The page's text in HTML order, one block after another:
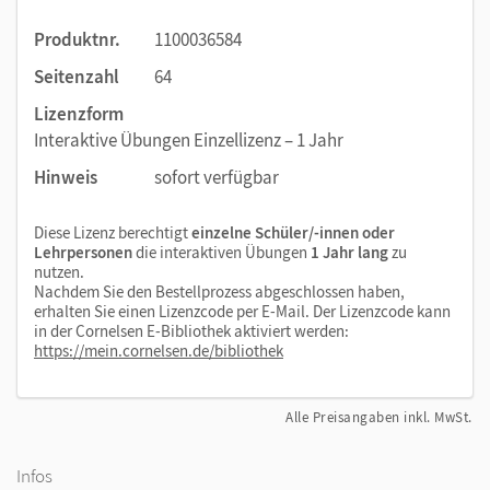
Hause oder an anderen Lernorten. Für alle ganz
einfach nutzbar auf der Lehr- und Lernplattform
in der Cornelsen Lernen App.
Wir empfehlen die Nutzung aller digitalen Angebote auf
Produktnr.
1100036584
Seitenzahl
64
Lizenzform
Interaktive Übungen Einzellizenz – 1 Jahr
Hinweis
sofort verfügbar
Diese Lizenz berechtigteinzelne Schüler/-innen oder
Lehrpersonendie interaktiven Übungen 1 Jahr langzu
nutzen.
Nachdem Sie den Bestellprozess abgeschlossen haben,
erhalten Sie einen Lizenzcode per E-Mail. Der Lizenzcode kann
in der Cornelsen E-Bibliothek aktiviert werden:
https://mein.cornelsen.de/bibliothek
Alle Preisangaben inkl. MwSt.
Infos